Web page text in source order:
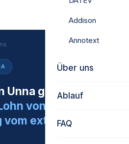
Addison
Annotext
Über uns
Ablauf
FAQ
Unna gesucht?
von uns.
externen